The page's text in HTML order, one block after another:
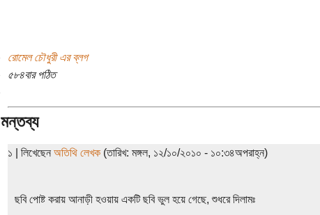
রোমেল চৌধুরী এর ব্লগ
৫৮৪বার পঠিত
মন্তব্য
১ | লিখেছেন অতিথি লেখক(তারিখ: মঙ্গল, ১২/১০/২০১০ - ১০:৩৪অপরাহ্ন)
ছবি পোষ্ট করায় আনাড়ী হওয়ায় একটি ছবি ভুল হয়ে গেছে, শুধরে দিলামঃ